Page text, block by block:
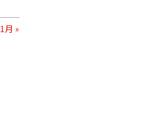
1月 »